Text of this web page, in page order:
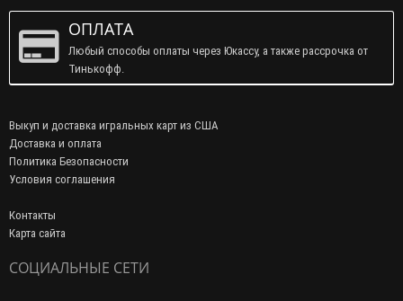
ОПЛАТА
Любый способы оплаты через Юкассу, а также рассрочка от
Тинькофф.
Выкуп и доставка игральных карт из США
Доставка и оплата
Политика Безопасности
Условия соглашения
Контакты
Карта сайта
СОЦИАЛЬНЫЕ СЕТИ